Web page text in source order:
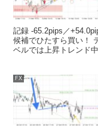
記録 -65.2pips／
候補でひたすら買い！
ベルでは上昇トレンド
FX